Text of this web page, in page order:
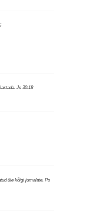
Js 30:18
üle kõigi jumalate. Ps